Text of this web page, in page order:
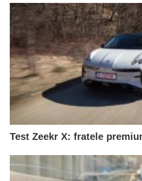
Test Zeekr X: fratele